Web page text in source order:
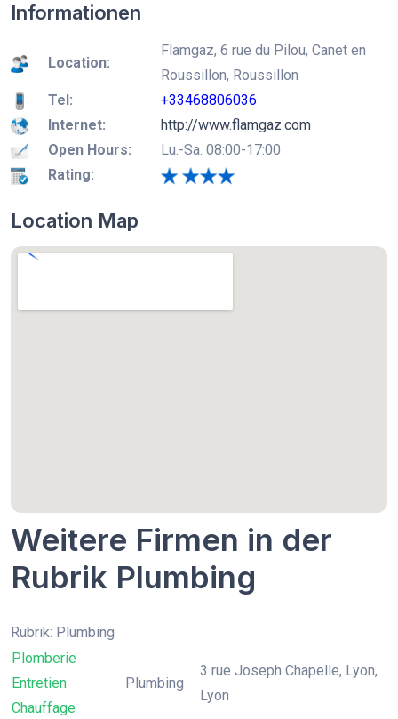
Informationen
Location:
Flamgaz, 6 rue du Pilou, Canet en
Roussillon, Roussillon
Tel:
+33468806036
Internet:
http://www.flamgaz.com
Open Hours:
Lu.-Sa. 08:00-17:00
Rating:
Location Map
Weitere Firmen in der
Rubrik Plumbing
Rubrik: Plumbing
Plomberie
Entretien
Chauffage
Plumbing
3 rue Joseph Chapelle, Lyon,
Lyon